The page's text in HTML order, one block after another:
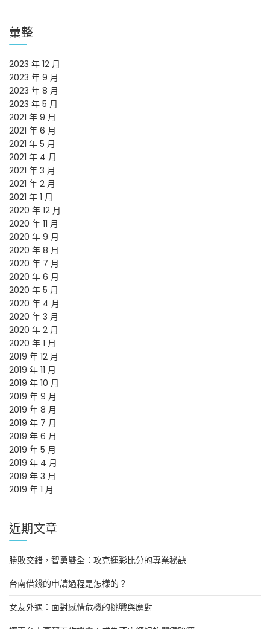
彙整
2023 年 12 月
2023 年 9 月
2023 年 8 月
2023 年 5 月
2021 年 9 月
2021 年 6 月
2021 年 5 月
2021 年 4 月
2021 年 3 月
2021 年 2 月
2021 年 1 月
2020 年 12 月
2020 年 11 月
2020 年 9 月
2020 年 8 月
2020 年 7 月
2020 年 6 月
2020 年 5 月
2020 年 4 月
2020 年 3 月
2020 年 2 月
2020 年 1 月
2019 年 12 月
2019 年 11 月
2019 年 10 月
2019 年 9 月
2019 年 8 月
2019 年 7 月
2019 年 6 月
2019 年 5 月
2019 年 4 月
2019 年 3 月
2019 年 1 月
近期文章
勝敗交錯，智勇雙全：攻克運彩比分的專業秘訣
台南借錢的申請過程是怎樣的？
女友外遇：面對感情危機的挑戰與應對